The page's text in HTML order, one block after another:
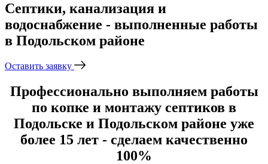
Септики, канализация и
водоснабжение - выполненные работы
в Подольском районе
Оставить заявку
Профессионально выполняем работы
по копке и монтажу септиков в
Подольске и Подольском районе уже
более 15 лет - сделаем качественно
100%